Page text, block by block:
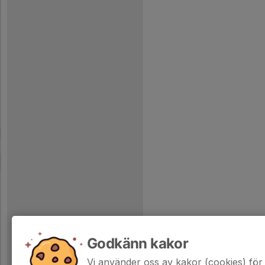
Godkänn kakor
Vi använder oss av kakor (cookies)